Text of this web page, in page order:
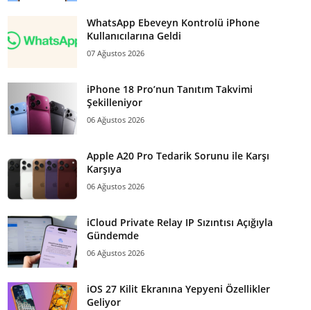
WhatsApp Ebeveyn Kontrolü iPhone
Kullanıcılarına Geldi
07 Ağustos 2026
iPhone 18 Pro’nun Tanıtım Takvimi
Şekilleniyor
06 Ağustos 2026
Apple A20 Pro Tedarik Sorunu ile Karşı
Karşıya
06 Ağustos 2026
iCloud Private Relay IP Sızıntısı Açığıyla
Gündemde
06 Ağustos 2026
iOS 27 Kilit Ekranına Yepyeni Özellikler
Geliyor